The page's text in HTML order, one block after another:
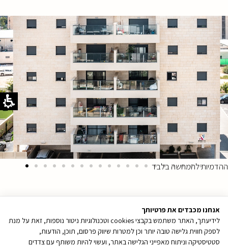
ההדמיות להמחשה בלבד
אנחנו מכבדים את פרטיותך
לידיעתך, האתר משתמש בקבצי cookies וטכנולוגיות ניטור נוספות, זאת על מנת
לספק חווית גלישה טובה יותר וכן למטרות שיווק פרסום, תוכן, הודעות,
סטטיסטיקה וניתוח מאפייני הגלישה באתר, ועשוי להיות משותף עם צדדים